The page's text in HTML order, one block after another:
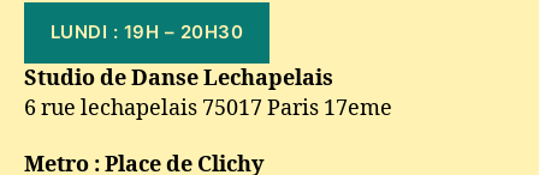
LUNDI : 19H – 20H30
Studio de Danse Lechapelais
6 rue lechapelais 75017 Paris 17eme
Metro : Place de Clichy